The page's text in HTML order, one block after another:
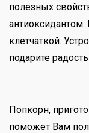
полезных
клетчаткой.
подарите
Попкорн,
поможет Вам